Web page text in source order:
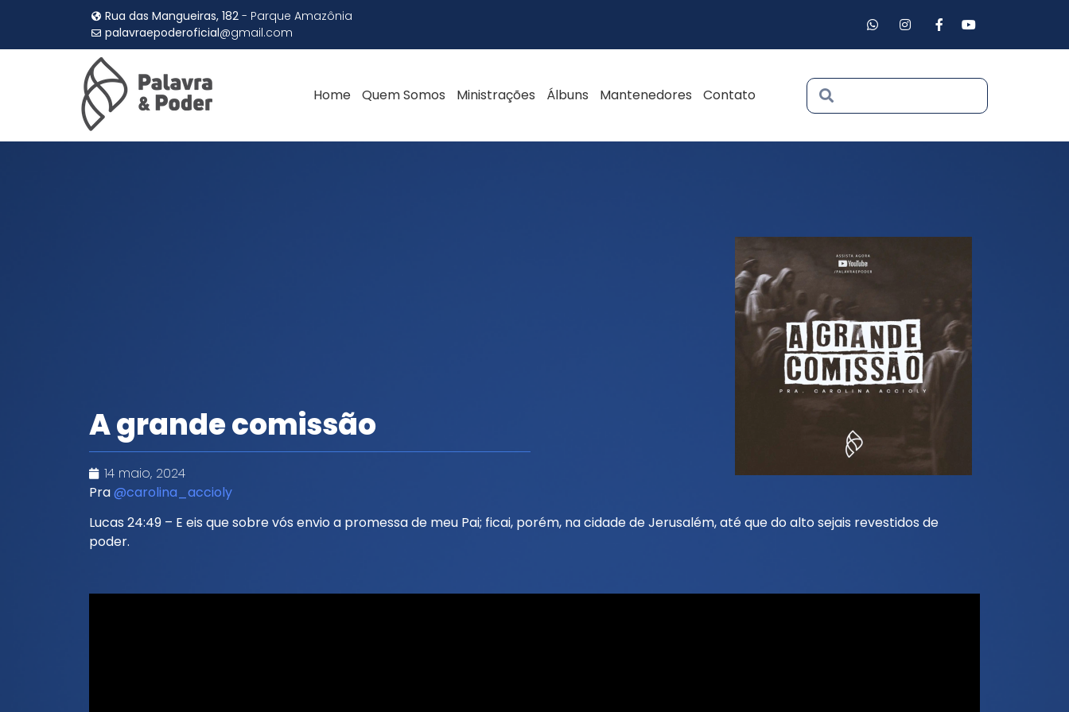
Rua das Mangueiras, 182 - Parque Amazônia
palavraepoderoficial@gmail.com
Home Quem Somos Ministrações Álbuns Mantenedores Contato
A grande comissão
14 maio, 2024
Pra@carolina_accioly
Lucas 24:49 – E eis que sobre vós envio a promessa de meu Pai; ficai, porém, na cidade de Jerusalém, até que do alto sejais revestidos de
poder.